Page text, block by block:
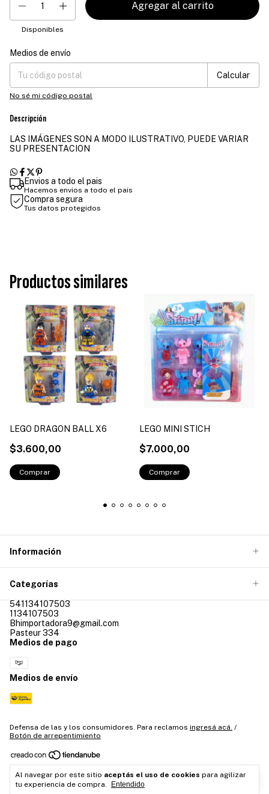
Al navegar por este sitio aceptás el uso de cookies para agilizar
tu experiencia de compra.
Entendido
Disponibles
Entregas para el CP:
Medios de envío
Calcular
No sé mi código postal
Descripción
LAS IMÁGENES SON A MODO ILUSTRATIVO, PUEDE VARIAR
SU PRESENTACION
Envios a todo el pais
Hacemos envios a todo el pais
Compra segura
Tus datos protegidos
Productos similares
LEGO DRAGON BALL X6
$3.600,00
LEGO MINI STICH
$7.000,00
Información
Categorías
541134107503
1134107503
Bhimportadora9@gmail.com
Pasteur 334
Medios de pago
Medios de envío
Defensa de las y los consumidores. Para reclamos ingresá acá. /
Botón de arrepentimiento
Copyright Bh importadora - 20430869486 - 2026. Todos los derechos
reservados.